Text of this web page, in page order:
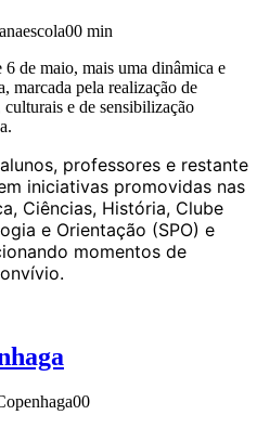
de maio, mais uma dinâmica e
marcada pela realização de
e de sensibilização
professores e restante
iniciativas promovidas nas
Ciências, História, Clube
e Orientação (SPO) e
momentos de